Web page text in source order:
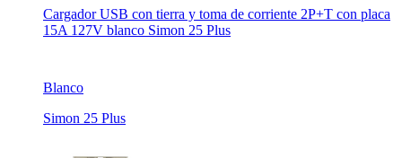
Cargador USB con tierra y toma de corriente 2P+T con placa
15A 127V blanco Simon 25 Plus
Blanco
Simon 25 Plus